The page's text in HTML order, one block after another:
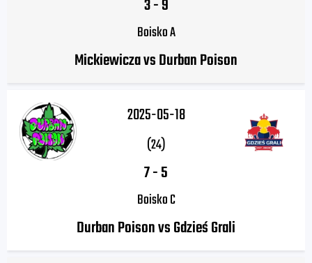
3-9
Boisko A
Mickiewicza vs Durban Poison
2025-05-18
(24)
7-5
Boisko C
Durban Poison vs Gdzieś Grali